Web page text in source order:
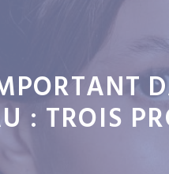
: TROIS